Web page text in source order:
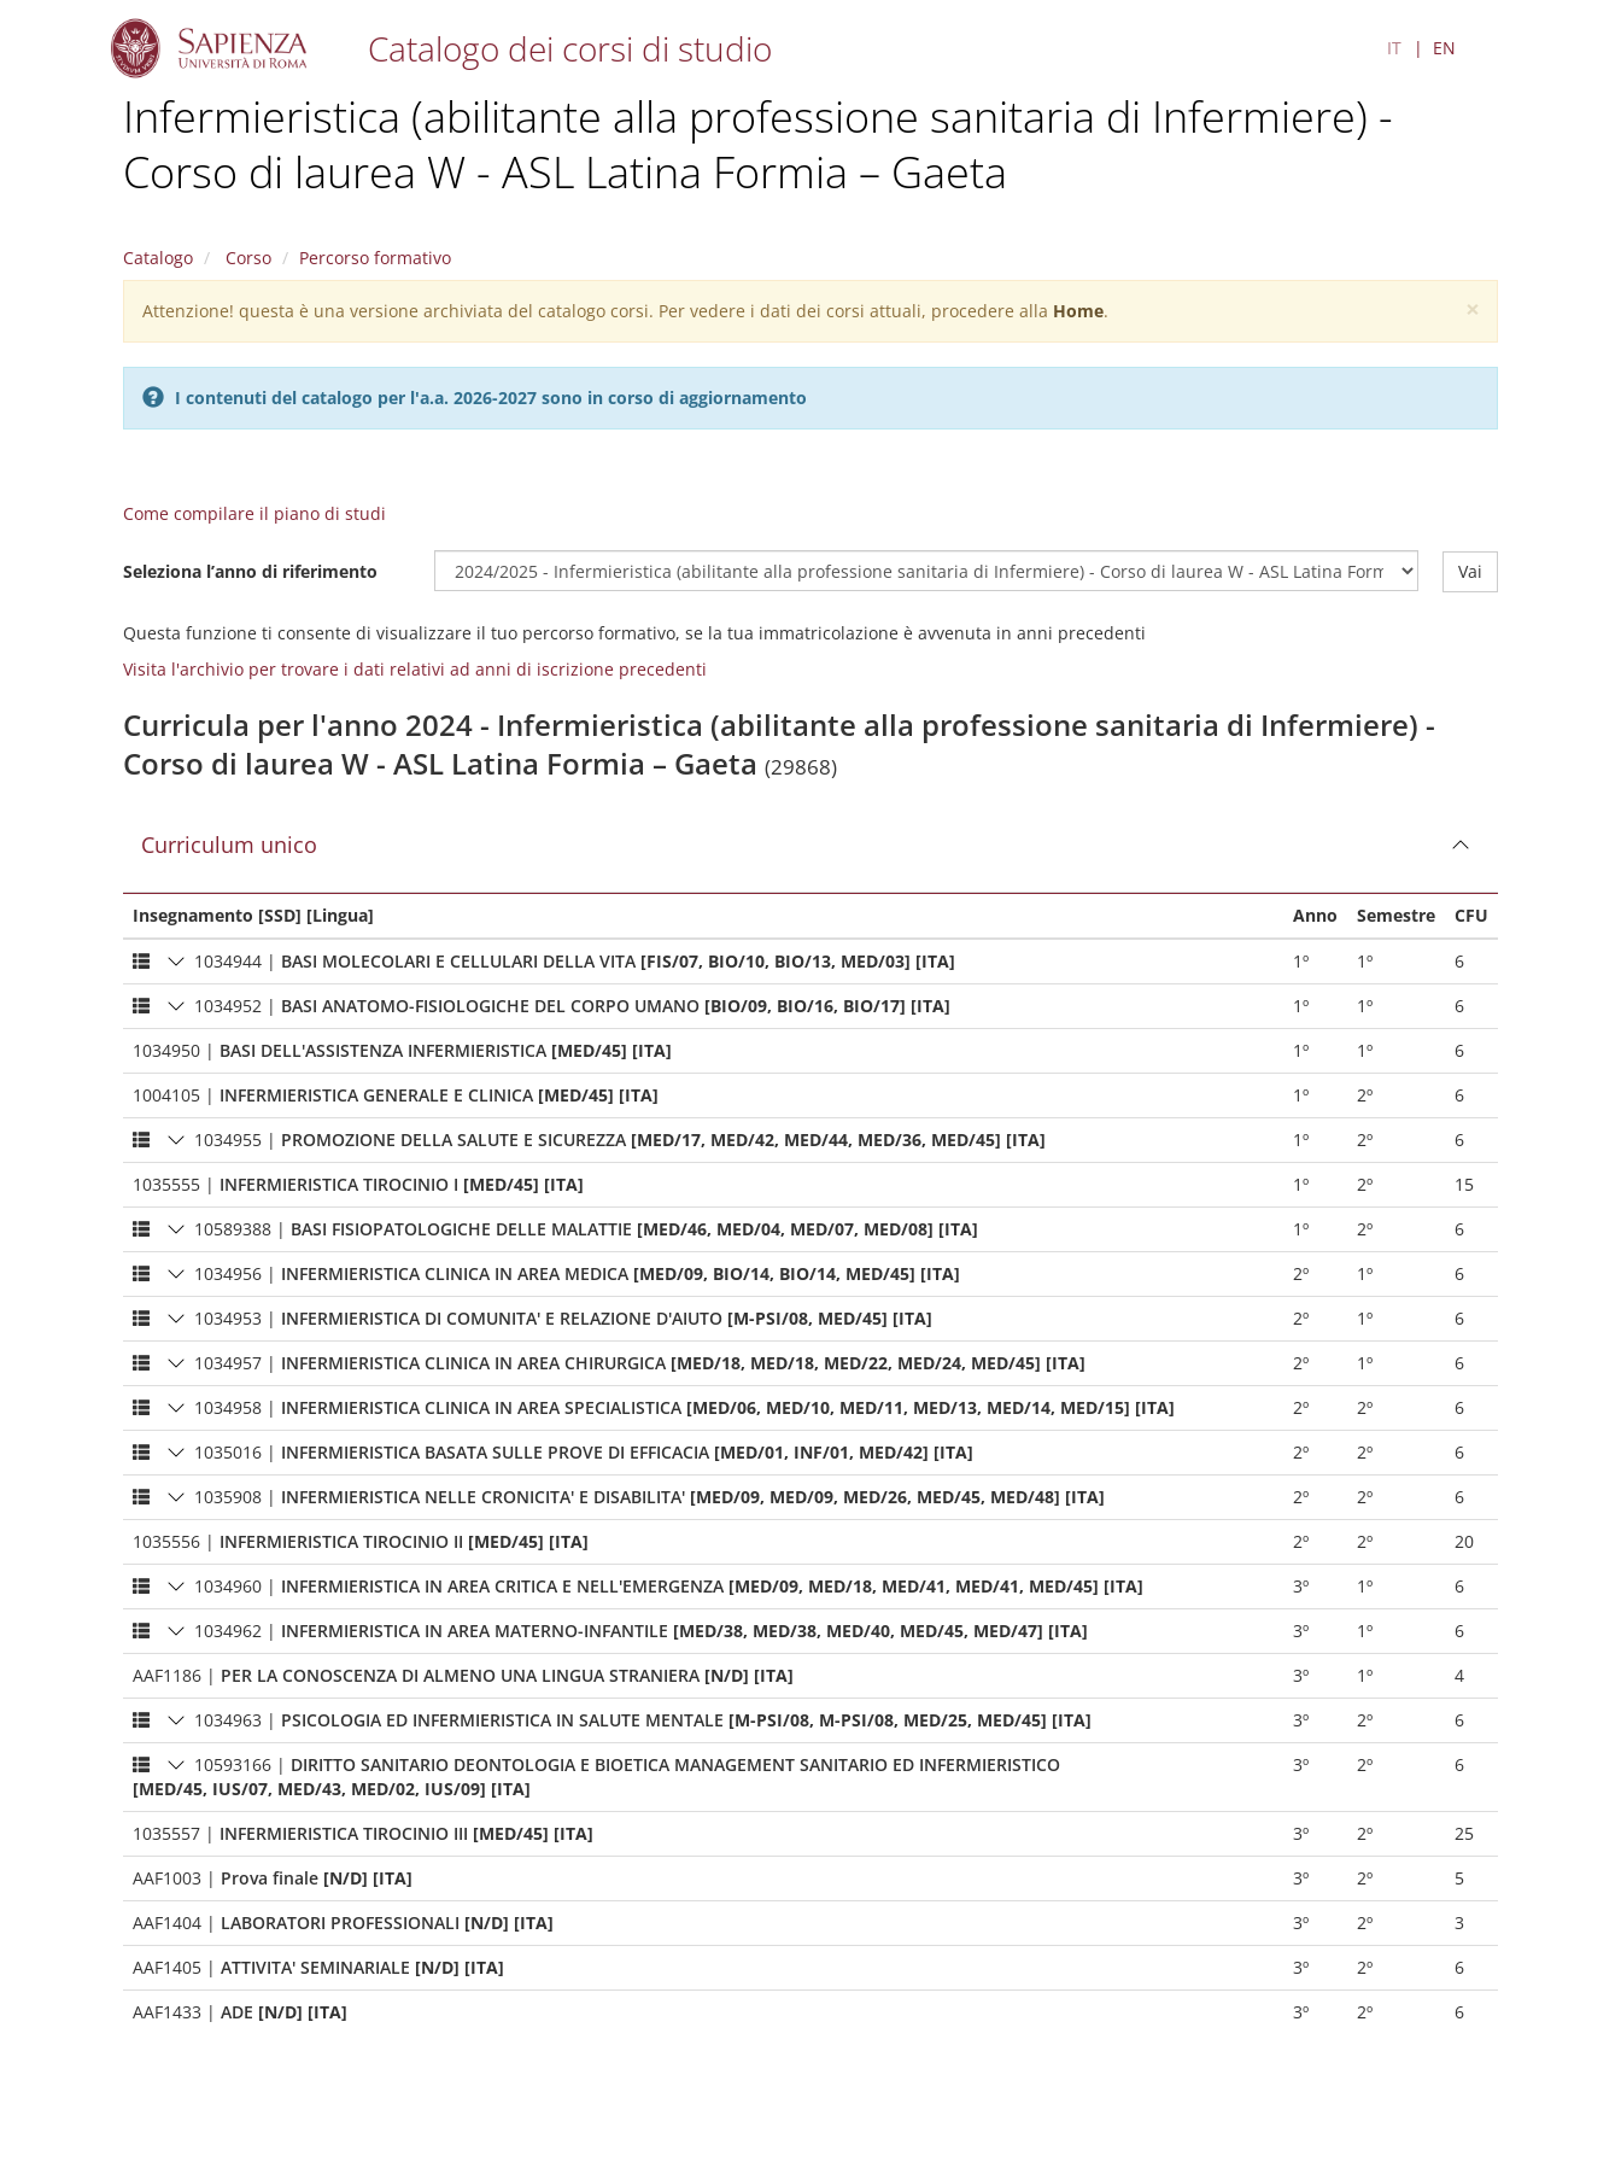
Catalogo dei corsi di studio IT EN
Infermieristica (abilitante alla professione sanitaria di Infermiere) -
Corso di laurea W - ASL Latina Formia – Gaeta
Catalogo Corso Percorso formativo
×
Warning
message
Attenzione! questa è una versione archiviata del catalogo corsi. Per vedere i dati dei corsi attuali, procedere alla Home.
I contenuti del catalogo per l'a.a. 2026-2027 sono in corso di aggiornamento
Come compilare il piano di studi
Seleziona l’anno di riferimento Vai
Questa funzione ti consente di visualizzare il tuo percorso formativo, se la tua immatricolazione è avvenuta in anni precedenti
Visita l'archivio per trovare i dati relativi ad anni di iscrizione precedenti
Curricula per l'anno 2024 - Infermieristica (abilitante alla professione sanitaria di Infermiere) -
Corso di laurea W - ASL Latina Formia – Gaeta (29868)
Curriculum unico
Insegnamento [SSD] [Lingua] Anno Semestre
CFU
1034944 | BASI MOLECOLARI E CELLULARI DELLA VITA [FIS/07, BIO/10, BIO/13, MED/03] [ITA] 1º 1º
6
1034952 | BASI ANATOMO-FISIOLOGICHE DEL CORPO UMANO [BIO/09, BIO/16, BIO/17] [ITA] 1º 1º
6
1034950 | BASI DELL'ASSISTENZA INFERMIERISTICA [MED/45] [ITA] 1º 1º
6
1004105 | INFERMIERISTICA GENERALE E CLINICA [MED/45] [ITA] 1º 2º
6
1034955 | PROMOZIONE DELLA SALUTE E SICUREZZA [MED/17, MED/42, MED/44, MED/36, MED/45] [ITA] 1º 2º
6
1035555 | INFERMIERISTICA TIROCINIO I [MED/45] [ITA] 1º 2º
15
10589388 | BASI FISIOPATOLOGICHE DELLE MALATTIE [MED/46, MED/04, MED/07, MED/08] [ITA] 1º 2º
6
1034956 | INFERMIERISTICA CLINICA IN AREA MEDICA [MED/09, BIO/14, BIO/14, MED/45] [ITA] 2º 1º
6
1034953 | INFERMIERISTICA DI COMUNITA' E RELAZIONE D'AIUTO [M-PSI/08, MED/45] [ITA] 2º 1º
6
1034957 | INFERMIERISTICA CLINICA IN AREA CHIRURGICA [MED/18, MED/18, MED/22, MED/24, MED/45] [ITA] 2º 1º
6
1034958 | INFERMIERISTICA CLINICA IN AREA SPECIALISTICA [MED/06, MED/10, MED/11, MED/13, MED/14, MED/15] [ITA] 2º 2º
6
1035016 | INFERMIERISTICA BASATA SULLE PROVE DI EFFICACIA [MED/01, INF/01, MED/42] [ITA] 2º 2º
6
1035908 | INFERMIERISTICA NELLE CRONICITA' E DISABILITA' [MED/09, MED/09, MED/26, MED/45, MED/48] [ITA] 2º 2º
6
1035556 | INFERMIERISTICA TIROCINIO II [MED/45] [ITA] 2º 2º
20
1034960 | INFERMIERISTICA IN AREA CRITICA E NELL'EMERGENZA [MED/09, MED/18, MED/41, MED/41, MED/45] [ITA] 3º 1º
6
1034962 | INFERMIERISTICA IN AREA MATERNO-INFANTILE [MED/38, MED/38, MED/40, MED/45, MED/47] [ITA] 3º 1º
6
AAF1186 | PER LA CONOSCENZA DI ALMENO UNA LINGUA STRANIERA [N/D] [ITA] 3º 1º
4
1034963 | PSICOLOGIA ED INFERMIERISTICA IN SALUTE MENTALE [M-PSI/08, M-PSI/08, MED/25, MED/45] [ITA] 3º 2º
6
10593166 | DIRITTO SANITARIO DEONTOLOGIA E BIOETICA MANAGEMENT SANITARIO ED INFERMIERISTICO
[MED/45, IUS/07, MED/43, MED/02, IUS/09] [ITA]
3º 2º 6
1035557 | INFERMIERISTICA TIROCINIO III [MED/45] [ITA] 3º 2º
25
AAF1003 | Prova finale [N/D] [ITA] 3º 2º
5
AAF1404 | LABORATORI PROFESSIONALI [N/D] [ITA] 3º 2º
3
AAF1405 | ATTIVITA' SEMINARIALE [N/D] [ITA] 3º 2º
6
AAF1433 | ADE [N/D] [ITA] 3º 2º 6